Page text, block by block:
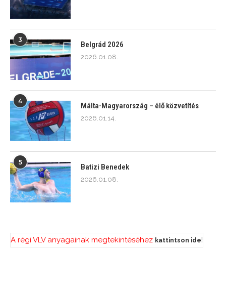
3
Belgrád 2026
2026.01.08.
4
Málta-Magyarország – élő közvetítés
2026.01.14.
5
Batizi Benedek
2026.01.08.
A régi VLV anyagainak megtekintéséhez kattintson ide!